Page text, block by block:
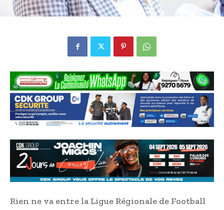
Rien ne va entre la Ligue Régionale de Football